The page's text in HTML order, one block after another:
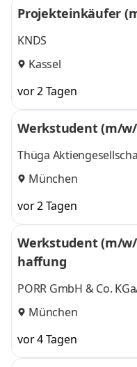
Projekteinkäufer
KNDS
Kassel
vor 2 Tagen
Werkstudent (m/
Thüga
München
vor 2 Tagen
Werkstudent (m/
haffung
PORR GmbH & Co.
München
vor 4 Tagen